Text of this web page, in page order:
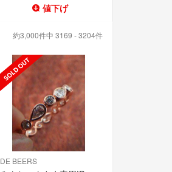
値下げ
約3,000件中 3169 - 3204件
DE BEERS